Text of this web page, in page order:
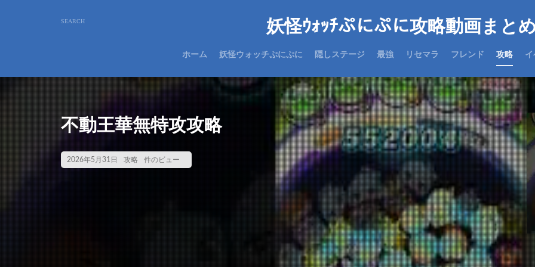
妖怪ｳｫｯﾁぷにぷに攻略動画まと
ホーム 妖怪ウォッチぷにぷに 隠しステージ 最強 リセマラ フレンド 攻略 イ
不動王華無特攻攻略
2026年5月31日 攻略 件のビュー